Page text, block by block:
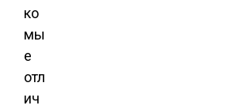
ко
мы
е
отл
ич